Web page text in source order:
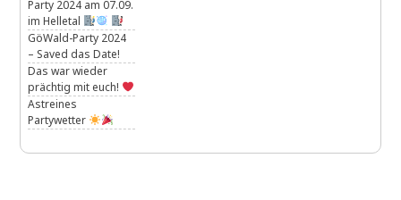
Party 2024 am 07.09.
im Helletal
GöWald-Party 2024
– Saved das Date!
Das war wieder
prächtig mit euch!
Astreines
Partywetter